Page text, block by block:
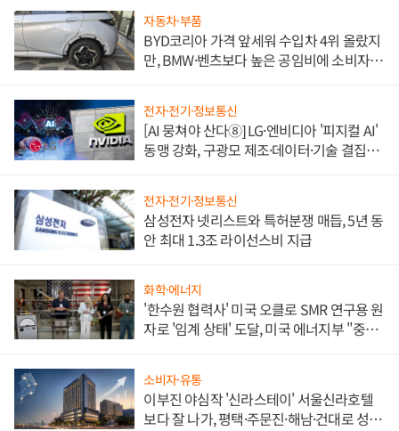
자동차·부품
BYD코리아 가격 앞세워 수입차 4위 올랐지
만, BMW·벤츠보다 높은 공임비에 소비자
전자·전기·정보통신
[AI 뭉쳐야 산다⑧] LG·엔비디아 '피지컬 AI'
동맹 강화, 구광모 제조·데이터·기술 결집
전자·전기·정보통신
삼성전자 넷리스트와 특허분쟁 매듭, 5년 동
안 최대 1.3조 라이선스비 지급
화학·에너지
'한수원 협력사' 미국 오클로 SMR 연구용 원
자로 '임계 상태' 도달, 미국 에너지부 "중요
소비자·유통
이부진 야심작 '신라스테이' 서울신라호텔
보다 잘 나가, 평택·주문진·해남·건대로 성